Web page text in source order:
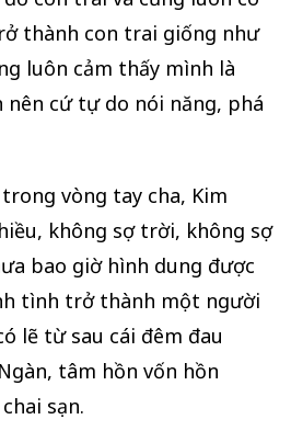
thành con trai giống như
luôn cảm thấy mình là
cứ tự do nói năng, phá
vòng tay cha, Kim
không sợ trời, không sợ
bao giờ hình dung được
tình trở thành một người
lẽ từ sau cái đêm đau
tâm hồn vốn hồn
sạn.